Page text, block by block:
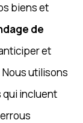
biens et
de
et
utilisons
qui incluent